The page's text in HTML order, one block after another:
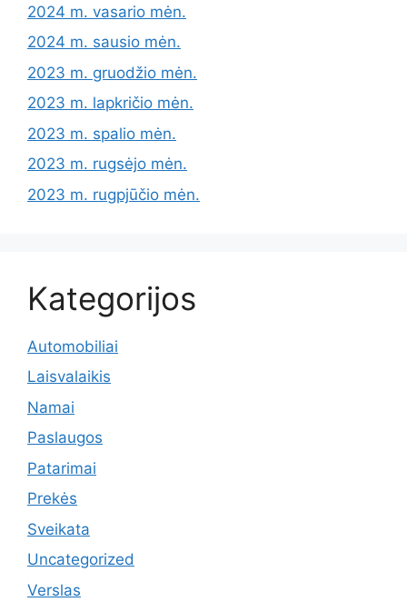
2024 m. vasario mėn.
2024 m. sausio mėn.
2023 m. gruodžio mėn.
2023 m. lapkričio mėn.
2023 m. spalio mėn.
2023 m. rugsėjo mėn.
2023 m. rugpjūčio mėn.
Kategorijos
Automobiliai
Laisvalaikis
Namai
Paslaugos
Patarimai
Prekės
Sveikata
Uncategorized
Verslas